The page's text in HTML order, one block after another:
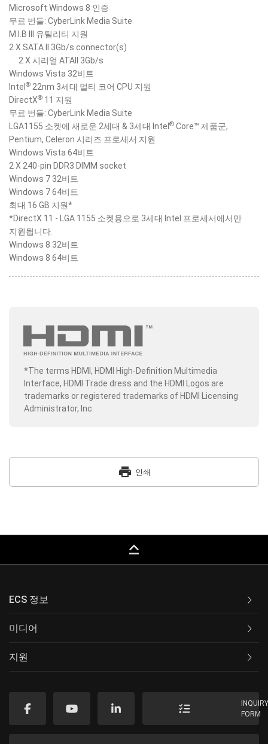
Microsoft Windows 8 인증
무료 번들: CyberLink Media Suite
M.I.B III 유틸리티 지원
2 X SATA II 3Gb/s connector(s)
2 X 시리얼 ATAII 3Gb/s
Windows Vista 32비트
Intel ® 22nm 3세대 멀티 코어 CPU 지원
DirectX® 11 지원
무료 번들: CyberLink Media Suite
LGA1155 소켓에 새로운 2세대 & 3세대 Intel ® Core™ 제품군,
Pentium, Celeron 시리즈 프로세서 지원
Windows Vista 64비트
2 X 240-pin DDR3 DIMM socket
Windows 7 32비트
Windows 7 64비트
최대 16 GB 지원*
*DirectX 11 - LGA 1155 소켓용으로 3세대 Intel 프로세서에서만
지원됩니다.
Windows 8 32비트
Windows 8 64비트
*The terms HDMI, HDMI High-Definition Multimedia
Interface, HDMI Trade dress and the HDMI Logos are
trademarks or registered trademarks of HDMI Licensing
Administrator, Inc.
print 인쇄
keyboard_capslock
ECS 정보
미디어
지원
FORM